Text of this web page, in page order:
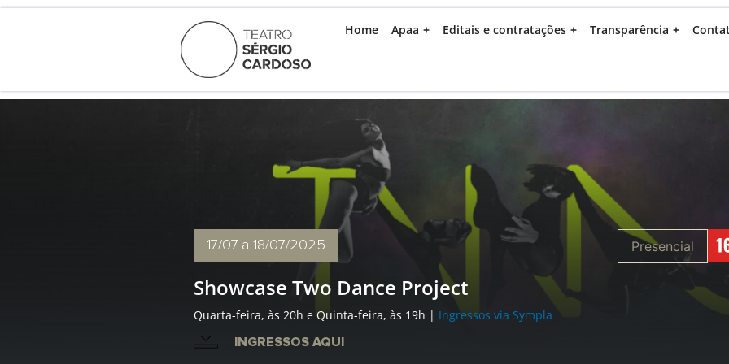
Home Apaa Editais e contratações Transparência
17/07 a 18/07/2025
Showcase Two Dance Project
Quarta-feira, às 20h e Quinta-feira, às 19h | Ingressos via Sympla
INGRESSOS AQUI
Presencial